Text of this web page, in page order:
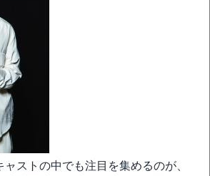
ストの中でも注目を集めるのが、